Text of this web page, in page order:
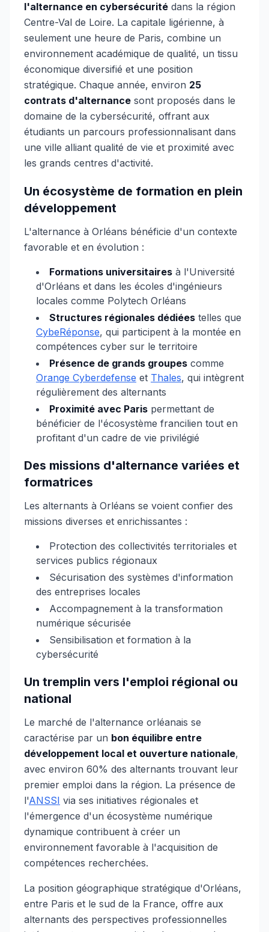
l'alternance en cybersécurité dans la région
Centre-Val de Loire. La capitale ligérienne, à
seulement une heure de Paris, combine un
environnement académique de qualité, un tissu
économique diversifié et une position
stratégique. Chaque année, environ 25
contrats d'alternance sont proposés dans le
domaine de la cybersécurité, offrant aux
étudiants un parcours professionnalisant dans
une ville alliant qualité de vie et proximité avec
les grands centres d'activité.
Un écosystème de formation en plein
développement
L'alternance à Orléans bénéficie d'un contexte
favorable et en évolution :
Formations universitaires à l'Université
d'Orléans et dans les écoles d'ingénieurs
locales comme Polytech Orléans
Structures régionales dédiées telles que
CybeRéponse, qui participent à la montée en
compétences cyber sur le territoire
Présence de grands groupes comme
Orange Cyberdefense et Thales, qui intègrent
régulièrement des alternants
Proximité avec Paris permettant de
bénéficier de l'écosystème francilien tout en
profitant d'un cadre de vie privilégié
Des missions d'alternance variées et
formatrices
Les alternants à Orléans se voient confier des
missions diverses et enrichissantes :
Protection des collectivités territoriales et
services publics régionaux
Sécurisation des systèmes d'information
des entreprises locales
Accompagnement à la transformation
numérique sécurisée
Sensibilisation et formation à la
cybersécurité
Un tremplin vers l'emploi régional ou
national
Le marché de l'alternance orléanais se
caractérise par un bon équilibre entre
développement local et ouverture nationale,
avec environ 60% des alternants trouvant leur
premier emploi dans la région. La présence de
l'ANSSI via ses initiatives régionales et
l'émergence d'un écosystème numérique
dynamique contribuent à créer un
environnement favorable à l'acquisition de
compétences recherchées.
La position géographique stratégique d'Orléans,
entre Paris et le sud de la France, offre aux
alternants des perspectives professionnelles